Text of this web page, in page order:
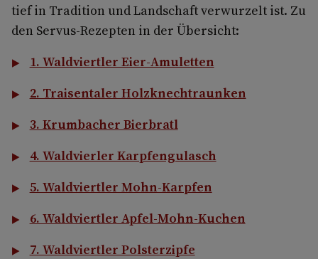
tief in Tradition und Landschaft verwurzelt ist. Zu
den Servus-Rezepten in der Übersicht:
1. Waldviertler Eier-Amuletten
2. Traisentaler Holzknechtraunken
3. Krumbacher Bierbratl
4. Waldvierler Karpfengulasch
5. Waldviertler Mohn-Karpfen
6. Waldviertler Apfel-Mohn-Kuchen
7. Waldviertler Polsterzipfe